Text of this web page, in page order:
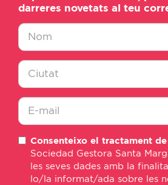
darreres novetats al teu
Nombre
Ciudad
mail
Consenteixo el tractament
Sociedad Gestora Santa
les seves dades amb la
lo/la informat/ada sobre les